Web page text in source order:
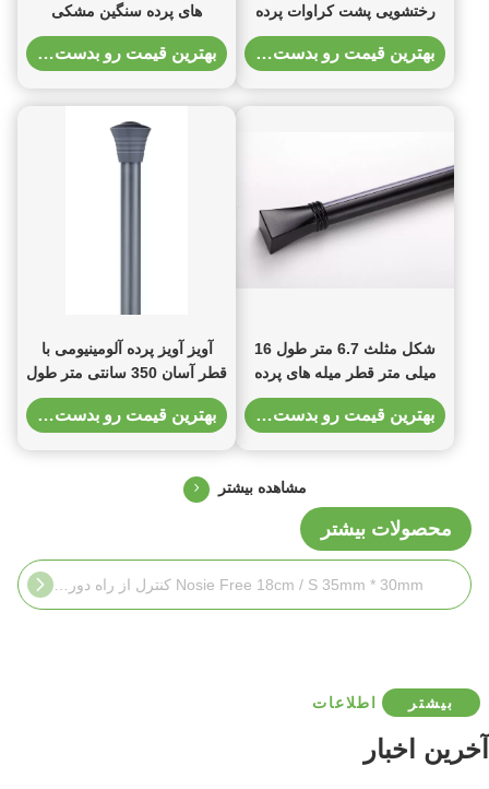
رختشویی پشت کراوات پرده
طناب
بهترین قیمت رو بدست بیار
های پرده سنگین مشکی
بهترین قیمت رو بدست بیار
شکل مثلث 6.7 متر طول 16
میلی متر قطر میله های پرده
دوش با دوام
بهترین قیمت رو بدست بیار
آویز آویز پرده آلومینیومی با
قطر آسان 350 سانتی متر طول
19 میلی متر
بهترین قیمت رو بدست بیار
مشاهده بیشتر
محصولات بیشتر
بیشتر اطلاعات
آخرین اخبار